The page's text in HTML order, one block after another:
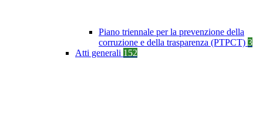
Piano triennale per la prevenzione della
corruzione e della trasparenza (PTPCT) 3
Atti generali 152